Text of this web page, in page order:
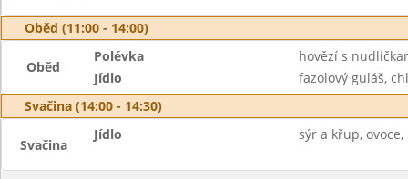
Oběd (11:00 - 14:00)
Oběd
Polévka
hovězí s
Jídlo
fazolový guláš,
Svačina (14:00 - 14:30)
Svačina
Jídlo sýr a křup, ovoce,